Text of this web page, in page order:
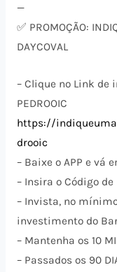
—
✅ PROMOÇÃO:
DAYCOVAL
– Clique no Link de
PEDROOIC
https://
drooic
– Baixe o APP e vá
– Insira o Código de
– Invista, no
investimento do
– Mantenha os 10
– Passados os 90